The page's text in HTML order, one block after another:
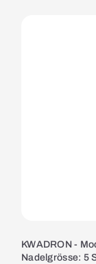
KWADRON -
Nadelgrösse: 5